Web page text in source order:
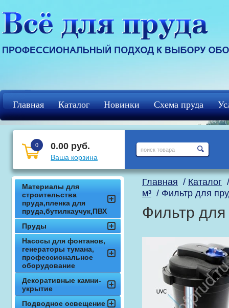
Главная Каталог Новинки Схема пруда
Регистрация кцф
0 0.00 руб.
Ваша корзина
Главная / Каталог
м³ / Фильтр для
Фильтр
Материалы для
строительства
пруда,пленка для
пруда,бутилкаучук,ПВХ
Пруды
Насосы для фонтанов,
генераторы тумана,
профессиональное
оборудование
Декоративные камни-
укрытие
Подводное освещение